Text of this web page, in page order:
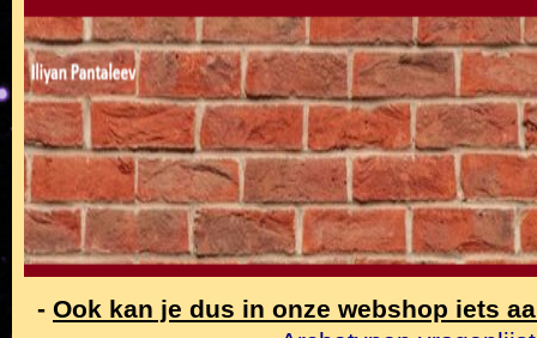
- Ook kan je dus in onze webshop iets